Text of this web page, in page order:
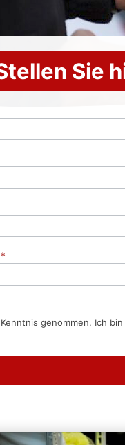
Sie
*
genommen. Ich